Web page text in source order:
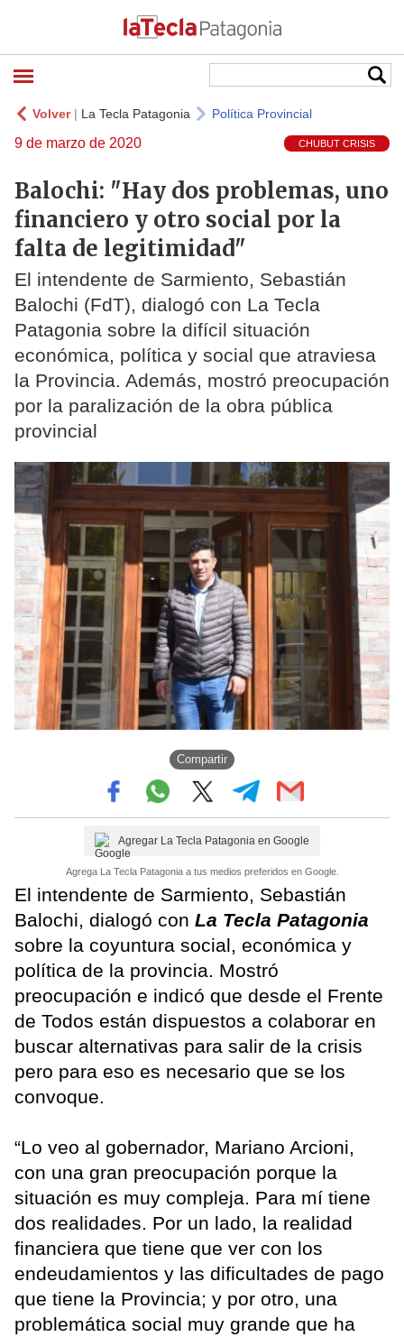
Volver| La Tecla Patagonia Política Provincial
9 de marzo de 2020 CHUBUT CRISIS
Balochi: "Hay dos problemas, uno
financiero y otro social por la
falta de legitimidad"
El intendente de Sarmiento, Sebastián
Balochi (FdT), dialogó con La Tecla
Patagonia sobre la difícil situación
económica, política y social que atraviesa
la Provincia. Además, mostró preocupación
por la paralización de la obra pública
provincial
Compartir
Agregar La Tecla Patagonia en Google
Agrega La Tecla Patagonia a tus medios preferidos en Google.
El intendente de Sarmiento, Sebastián
Balochi, dialogó con La Tecla Patagonia
sobre la coyuntura social, económica y
política de la provincia. Mostró
preocupación e indicó que desde el Frente
de Todos están dispuestos a colaborar en
buscar alternativas para salir de la crisis
pero para eso es necesario que se los
convoque.
“Lo veo al gobernador, Mariano Arcioni,
con una gran preocupación porque la
situación es muy compleja. Para mí tiene
dos realidades. Por un lado, la realidad
financiera que tiene que ver con los
endeudamientos y las dificultades de pago
que tiene la Provincia; y por otro, una
problemática social muy grande que ha